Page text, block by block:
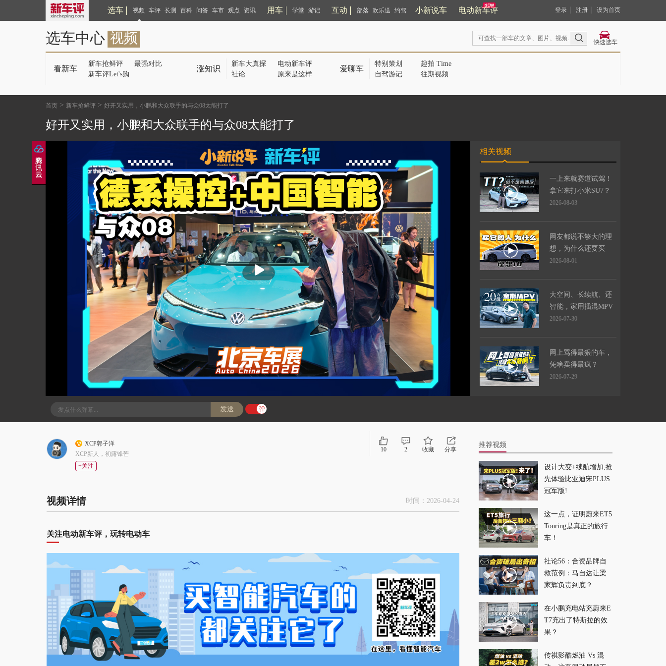
选车 视频 车评 长测 百科 问答 车市 观点 资讯 用车 学堂 游记 互动 部落 欢乐送 约驾 小新说车 电动新车评 登录 注册 设为首页
选车中心 视频 快速选车
看新车
新车抢鲜评
最强对比
新车评Let's购
涨知识
新车大真探
电动新车评
社论
原来是这样
爱聊车
特别策划
趣拍 Time
自驾游记
往期视频
首页 > 新车抢鲜评 > 好开又实用，小鹏和大众联手的与众08太能打了
好开又实用，小鹏和大众联手的与众08太能打了
发送 弹
放
相关视频
一上来就赛道试驾！
拿它来打小米SU7？
2026-08-03
网友都说不够大的理
想，为什么还要买
它？
2026-08-01
大空间、长续航、还
智能，家用插混MPV
标准答案
2026-07-30
网上骂得最狠的车，
凭啥卖得最疯？
2026-07-29
的旅行车？
308匹马力！5秒级加
速！油耗低至4.XL？
蓝牌混动这么猛？
2026-07-29
为了摧毁这台国产
车，我们连续弹射100
最贵的smart！优惠5
2026-07-27
加速居然不是它最大
XCP郭子洋
XCP新人，初露锋芒
+关注
10 2 收藏 分享
视频详情 时间：2026-04-24
关注电动新车评，玩转电动车
推荐视频
设计大变+续航增加,抢
先体验比亚迪宋PLUS
冠军版!
这一点，证明蔚来ET5
Touring是真正的旅行
车！
社论56：合资品牌自
救范例：马自达让梁
家辉负责到底？
在小鹏充电站充蔚来E
T7充出了特斯拉的效
果？
传祺影酷燃油 Vs 混